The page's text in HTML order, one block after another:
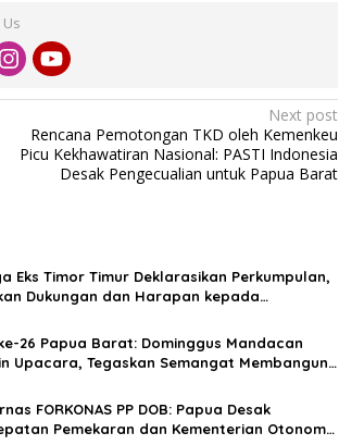
Next post
Rencana Pemotongan TKD oleh Kemenkeu
Picu Kekhawatiran Nasional: PASTI Indonesia
Desak Pengecualian untuk Papua Barat
Eks Timor Timur Deklarasikan Perkumpulan,
Dukungan dan Harapan kepada
26 Papua Barat: Dominggus Mandacan
Upacara, Tegaskan Semangat Membangun
FORKONAS PP DOB: Papua Desak
Pemekaran dan Kementerian Otonomi